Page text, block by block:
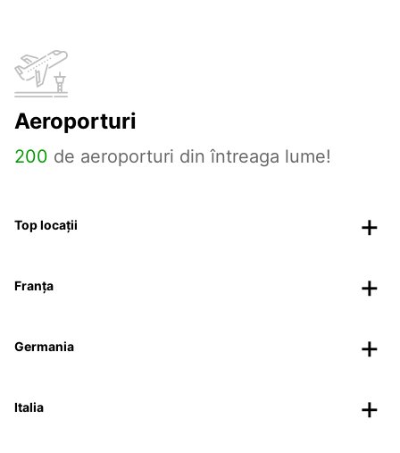
Aeroporturi
200 de aeroporturi din întreaga lume!
Top locații
Franța
Germania
Italia